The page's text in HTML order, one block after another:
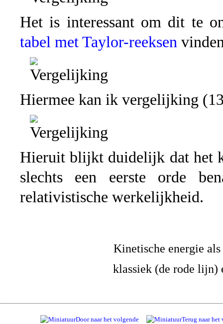
Het is interessant om dit te
tabel met Taylor-reeksen
Hiermee kan ik vergelijking
Hieruit blijkt duidelijk dat het
slechts een eerste orde
relativistische werkelijkheid.
Kinetische energie
klassiek (de rode lijn)
Door naar het volgende
Terug naar het